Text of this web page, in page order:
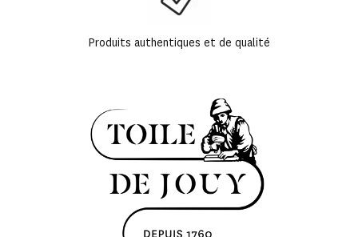
Produits authentiques et de qualité